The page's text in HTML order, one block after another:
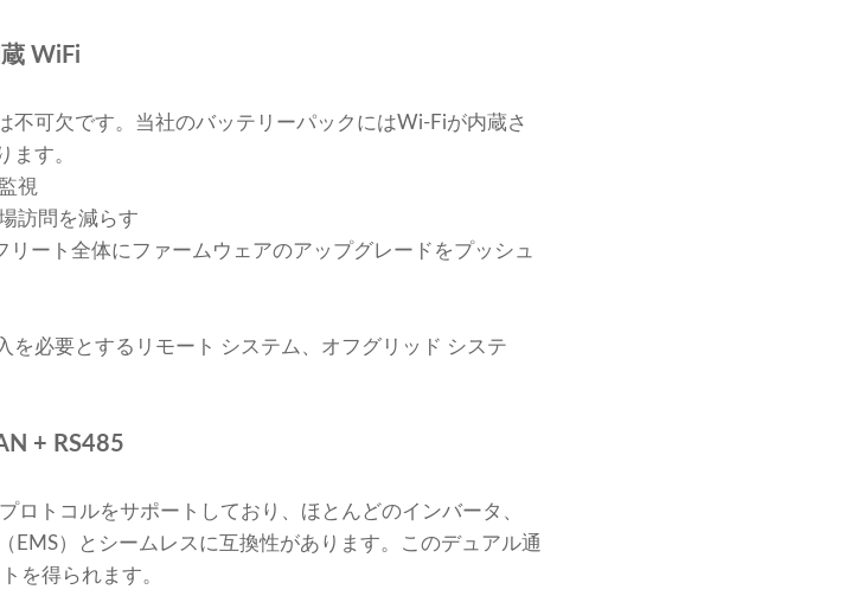
WiFi
可欠です。当社のバッテリーパックにはWi-Fiが内蔵さ
ます。
視
訪問を減らす
ート全体にファームウェアのアップグレードをプッシュ
必要とするリモート システム、オフグリッド システ
+ RS485
ロトコルをサポートしており、ほとんどのインバータ、
EMS）とシームレスに互換性があります。このデュアル通
を得られます。